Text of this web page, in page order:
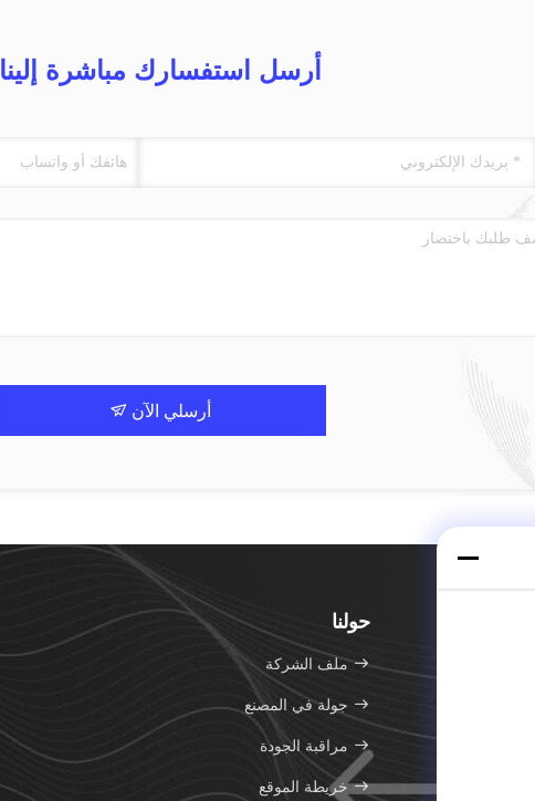
أرسل استفسارك مباشرة إلينا
أرسلي الآن
حولنا
ملف الشركة
جولة في المصنع
مراقبة الجودة
خريطة الموقع